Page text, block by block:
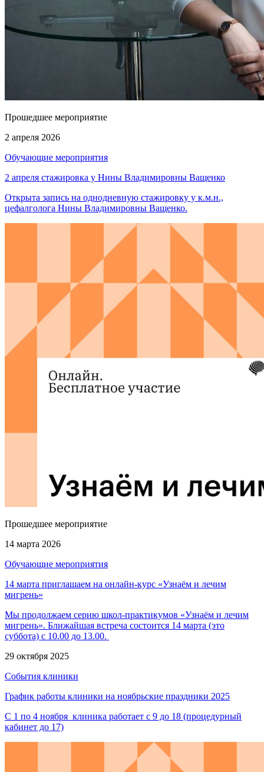
Прошедшее мероприятие
2 апреля 2026
Обучающие мероприятия
2 апреля стажировка у Нины Владимировны Ващенко
Открыта запись на однодневную стажировку у к.м.н.,
цефалголога Нины Владимировны Ващенко.
Прошедшее мероприятие
14 марта 2026
Обучающие мероприятия
14 марта приглашаем на онлайн-курс «Узнаём и лечим
мигрень»
Мы продолжаем серию школ-практикумов «Узнаём и лечим
мигрень». Ближайшая встреча состоится 14 марта (это
суббота) с 10.00 до 13.00.
29 октября 2025
События клиники
График работы клиники на ноябрьские праздники 2025
С 1 по 4 ноября клиника работает с 9 до 18 (процедурный
кабинет до 17)